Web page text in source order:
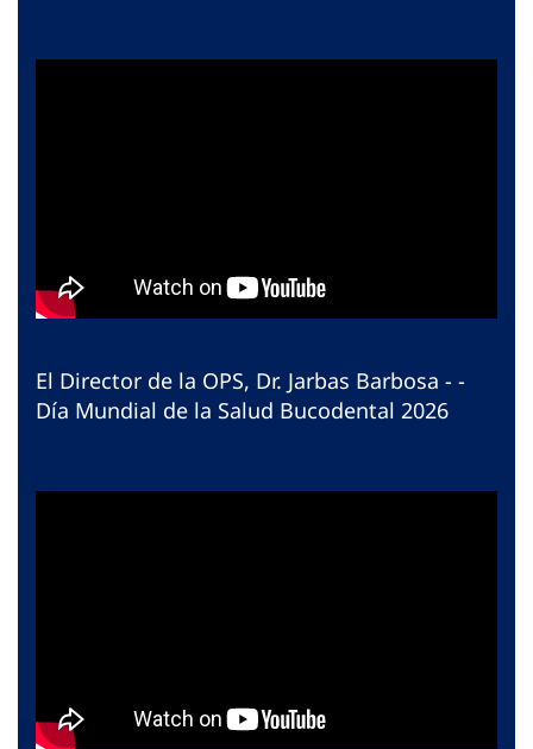
El Director de la OPS, Dr. Jarbas Barbosa - -
Día Mundial de la Salud Bucodental 2026